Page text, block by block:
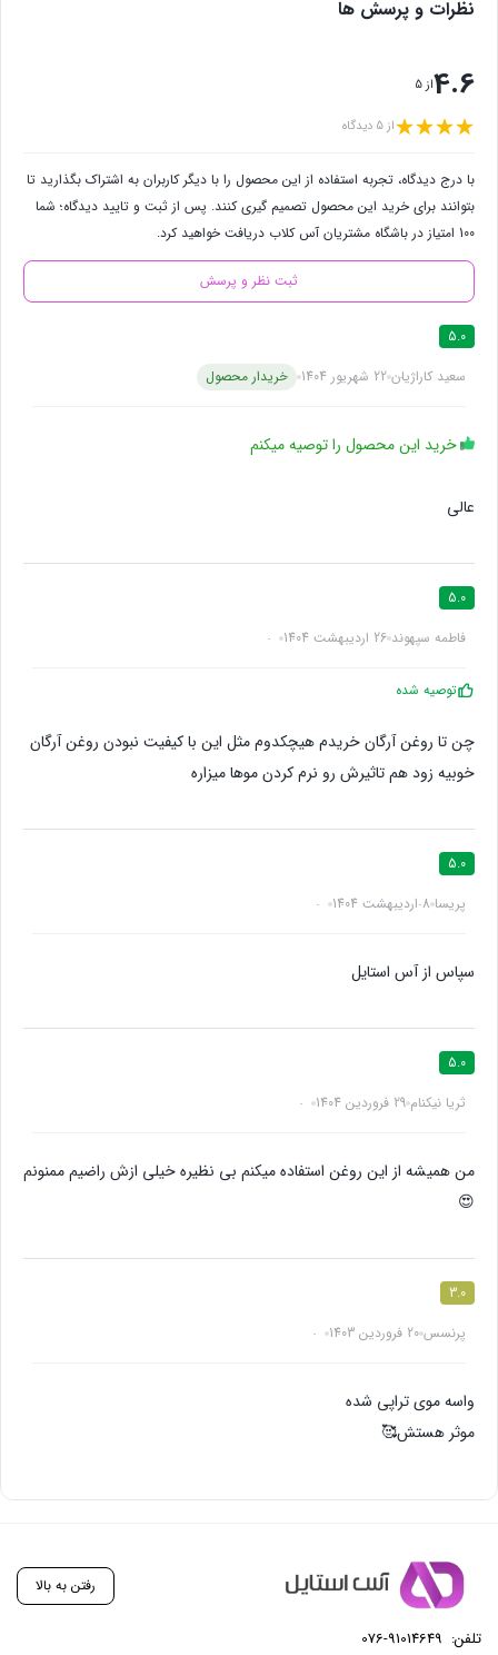
نظرات و پرسش ها
4.6از 5
از 5 دیدگاه
با درج دیدگاه، تجربه استفاده از این محصول را با دیگر کاربران به اشتراک بگذارید تا
بتوانند برای خرید این محصول تصمیم گیری کنند. پس از ثبت و تایید دیدگاه؛ شما
100 امتیاز در باشگاه مشتریان آس کلاب دریافت خواهید کرد.
ثبت نظر و پرسش
5.0
سعید کاراژیان 22 شهریور 1404 خریدار محصول
خرید این محصول را توصیه میکنم
عالی
5.0
فاطمه سپهوند 26 اردیبهشت 1404
توصیه شده
چن تا روغن آرگان خریدم هیچکدوم مثل این با کیفیت نبودن روغن آرگان
خوبیه زود هم تاثیرش رو نرم کردن موها میزاره
5.0
پریسا 8 اردیبهشت 1404
سپاس از آس استایل
5.0
ثریا نیکنام 29 فروردین 1404
من همیشه از این روغن استفاده میکنم بی نظیره خیلی ازش راضیم ممنونم
😍
3.0
پرنسس 20 فروردین 1403
واسه موی تراپی شده
موثر هستش🥰
رفتن به بالا
تلفن: 076-91014649